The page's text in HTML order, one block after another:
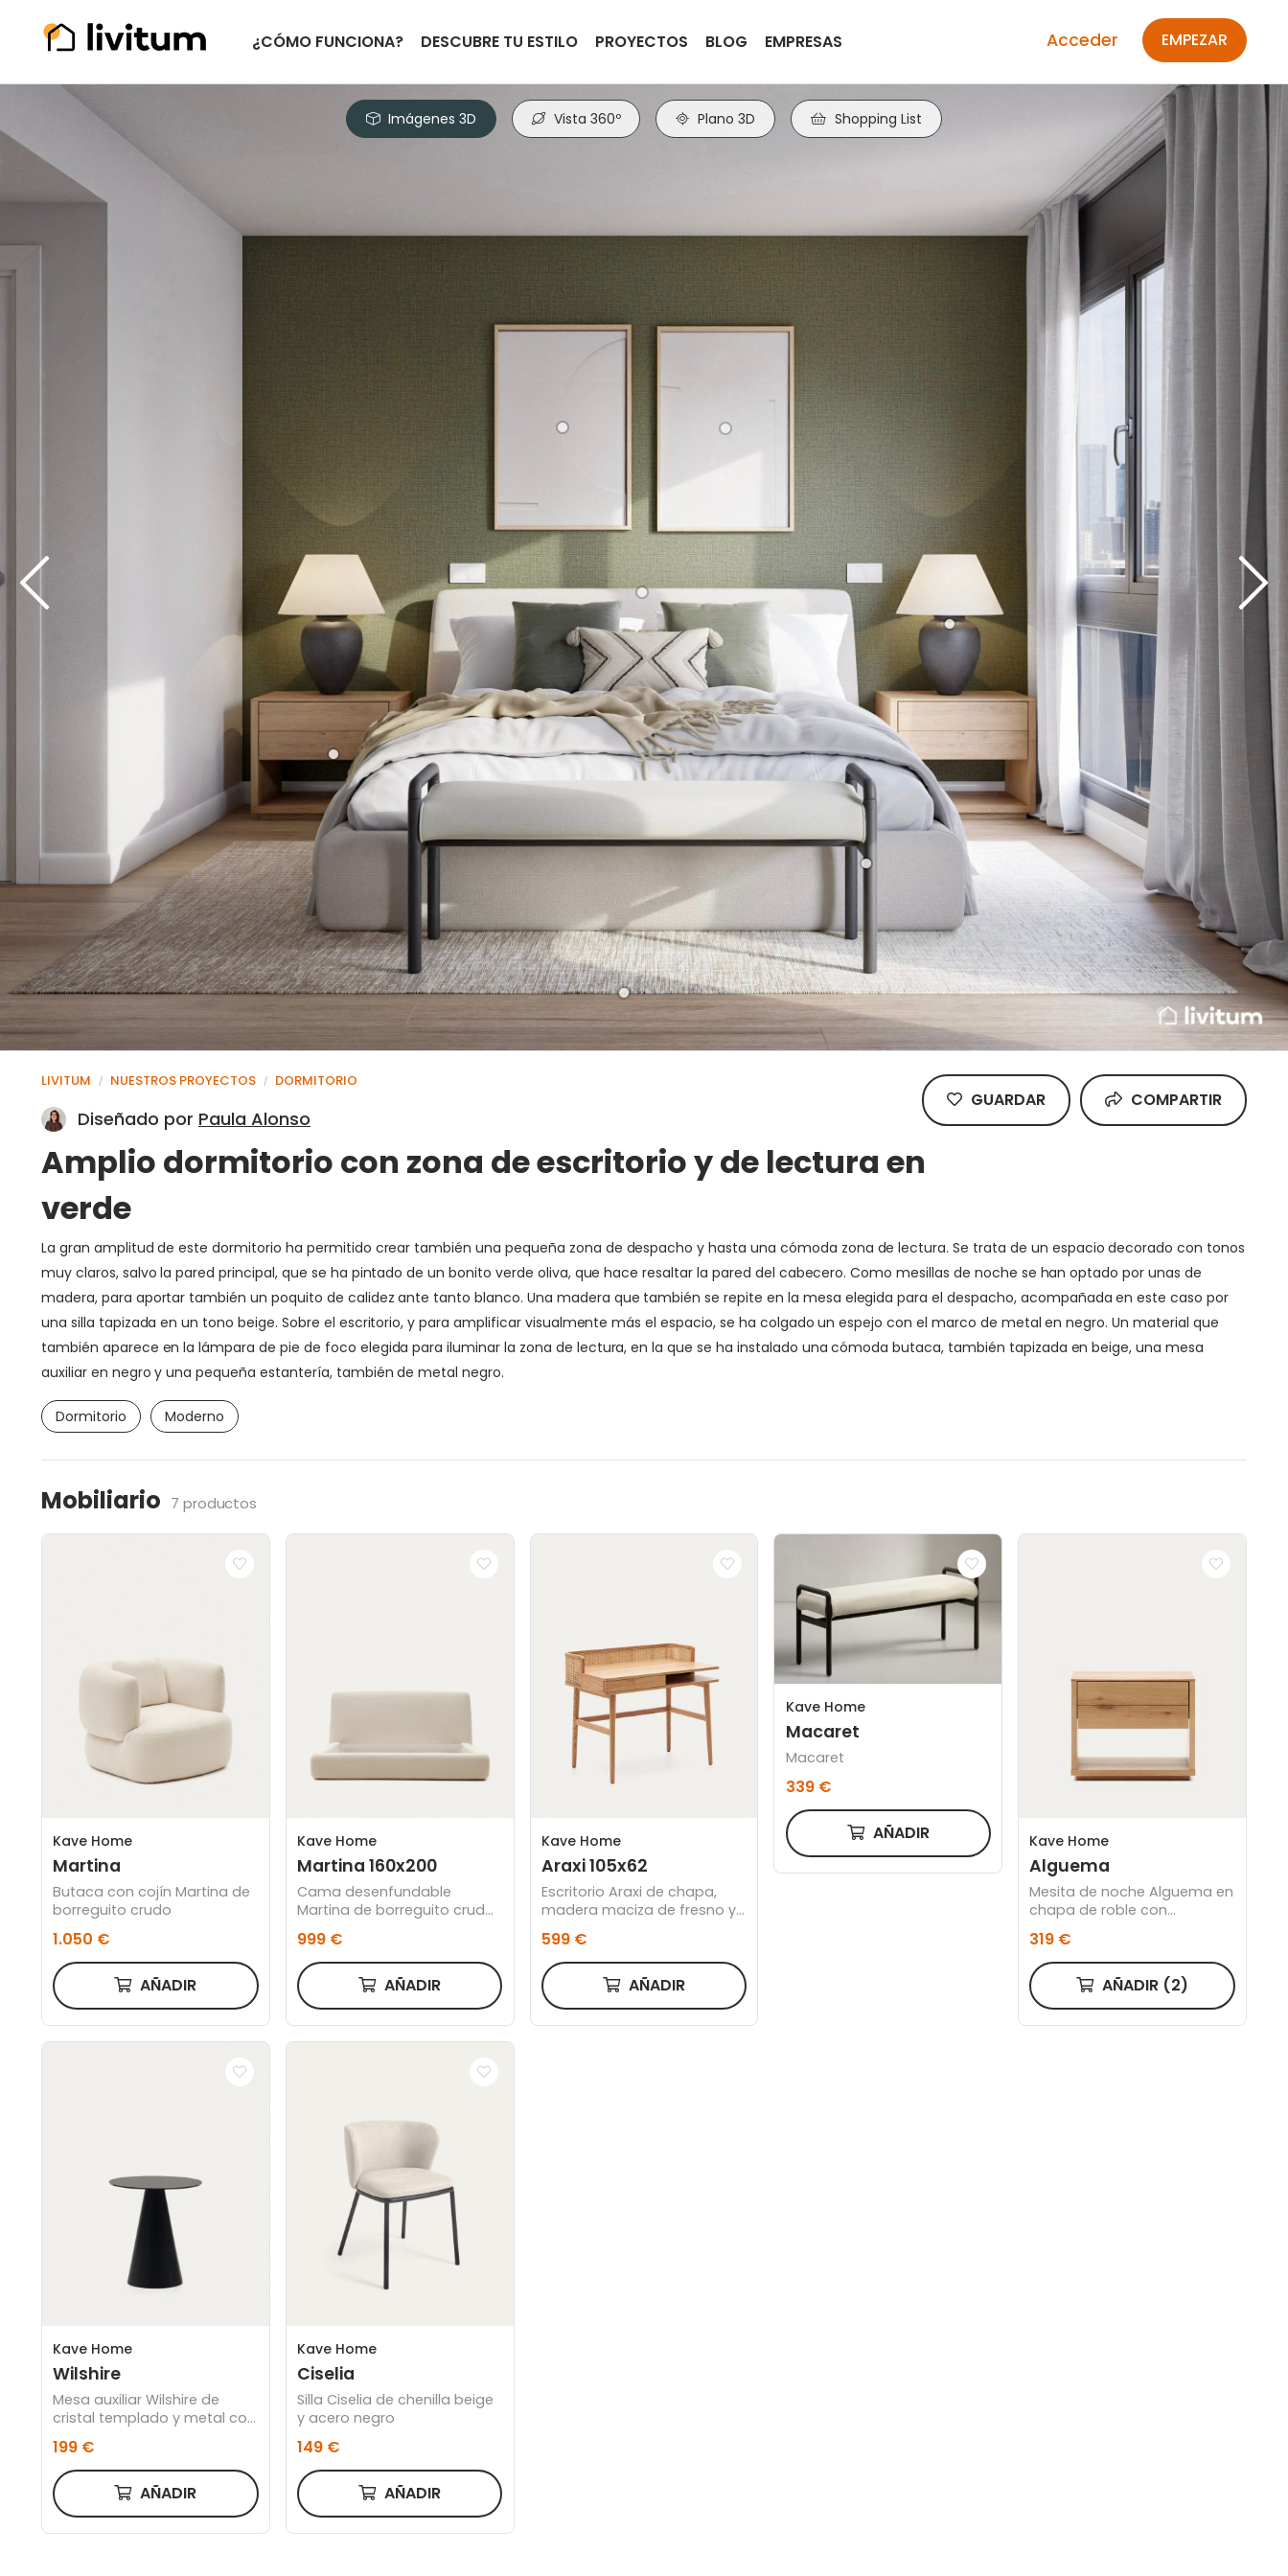
¿CÓMO FUNCIONA? DESCUBRE TU ESTILO PROYECTOS BLOG EMPRESAS EMPEZAR
Acceder
Imágenes 3D Vista 360º Plano 3D Shopping List
LIVITUM / NUESTROS PROYECTOS / DORMITORIO
Diseñado por Paula Alonso
Amplio dormitorio con zona de escritorio y de lectura en
verde
GUARDAR COMPARTIR
La gran amplitud de este dormitorio ha permitido crear también una pequeña zona de despacho y hasta una cómoda zona de lectura. Se trata de un espacio decorado con tonos
muy claros, salvo la pared principal, que se ha pintado de un bonito verde oliva, que hace resaltar la pared del cabecero. Como mesillas de noche se han optado por unas de
madera, para aportar también un poquito de calidez ante tanto blanco. Una madera que también se repite en la mesa elegida para el despacho, acompañada en este caso por
una silla tapizada en un tono beige. Sobre el escritorio, y para amplificar visualmente más el espacio, se ha colgado un espejo con el marco de metal en negro. Un material que
también aparece en la lámpara de pie de foco elegida para iluminar la zona de lectura, en la que se ha instalado una cómoda butaca, también tapizada en beige, una mesa
auxiliar en negro y una pequeña estantería, también de metal negro.
Dormitorio Moderno
Mobiliario 7 productos
Kave Home
Martina
Butaca con cojín Martina de
borreguito crudo
1.050 €
AÑADIR
Kave Home
Martina 160x200
Cama desenfundable
Martina de borreguito crudo
cm
999 €
AÑADIR
Kave Home
Araxi 105x62
Escritorio Araxi de chapa,
madera maciza de fresno y
599 €
AÑADIR
Kave Home
Macaret
Macaret
339 €
AÑADIR Kave Home
Alguema
Mesita de noche Alguema en
chapa de roble con
319 €
AÑADIR (2)
Kave Home
Wilshire
Mesa auxiliar Wilshire de
cristal templado y metal con
mate Ø 50 cm
199 €
AÑADIR
Kave Home
Ciselia
Silla Ciselia de chenilla beige
y acero negro
149 €
AÑADIR